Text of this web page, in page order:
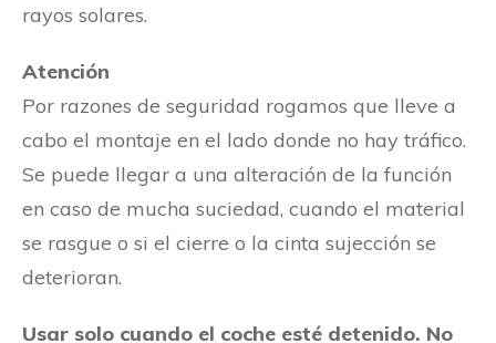
rayos solares.
Atención
Por razones de seguridad rogamos que lleve a
cabo el montaje en el lado donde no hay tráfico.
Se puede llegar a una alteración de la función
en caso de mucha suciedad, cuando el material
se rasgue o si el cierre o la cinta sujección se
deterioran.
Usar solo cuando el coche esté detenido. No